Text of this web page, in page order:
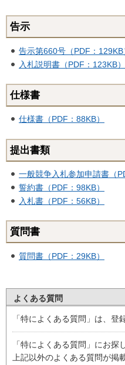
告示
告示第660号（PDF：129KB
入札説明書（PDF：123KB）
仕様書
仕様書（PDF：88KB）
提出書類
一般競争入札参加申請書（
誓約書（PDF：98KB）
入札書（PDF：56KB）
質問書
質問書（PDF：29KB）
よくある質問
「特によくある質問」は、登
「特によくある質問」にお探
上記以外のよくある質問が